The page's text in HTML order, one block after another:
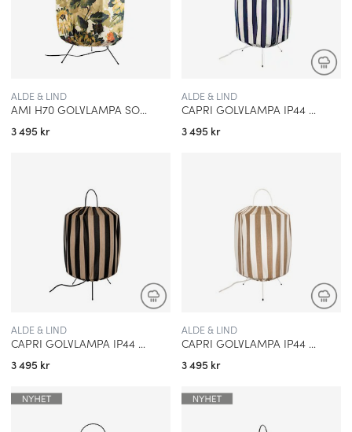
ALDE & LIND
AMI H70 GOLVLAMPA SOLROS
3 495 kr
ALDE & LIND
CAPRI GOLVLAMPA IP44 BLÅ/VIT
3 495 kr
ALDE & LIND
CAPRI GOLVLAMPA IP44 TAUPE/SVART
3 495 kr
ALDE & LIND
CAPRI GOLVLAMPA IP44 TAUPE/VIT
3 495 kr